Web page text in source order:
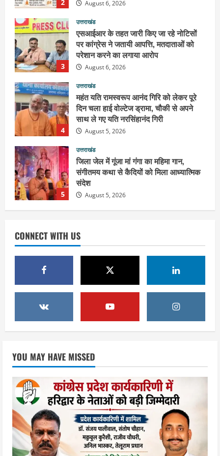
3 August 6, 2026
4
उत्तराखंड
महंत यति रामस्वरूप आनंद गिरि को लेकर पूरे
दिन चला हाई वोल्टेज ड्रामा, चौकी से अपने
साथ ले गए यति नरसिंहानंद गिरी
August 5, 2026
5
उत्तराखंड
जिला जेल में गूंजा मां गंगा का महिमा गान,
संगीतमय कथा से कैदियों को मिला आध्यात्मिक
संदेश
August 5, 2026
1
उत्तराखंड
हरिद्वार के नेताओं को कांग्रेस प्रदेश
कार्यकारिणी में बड़ी जिम्मेदारी, संगठन को मिले
नए चेहरे
August 7, 2026
2
कांवड़ यात्रा, संतों ने दिया विजयी भव का
आशीर्वाद
3
पर कांग्रेस ने जतायी आपत्ति, मतदाताओं को
परेशान करने का लगाया आरोप
August 6, 2026
4
महंत यति रामस्वरूप आनंद गिरि को लेकर पूरे
दिन चला हाई वोल्टेज ड्रामा, चौकी से अपने
साथ ले गए यति नरसिंहानंद गिरी
August 5, 2026
5
उत्तराखंड
जिला जेल में गूंजा मां गंगा का महिमा गान,
संगीतमय कथा से कैदियों को मिला आध्यात्मिक
संदेश
August 5, 2026
CONNECT WITH US
YOU MAY HAVE MISSED